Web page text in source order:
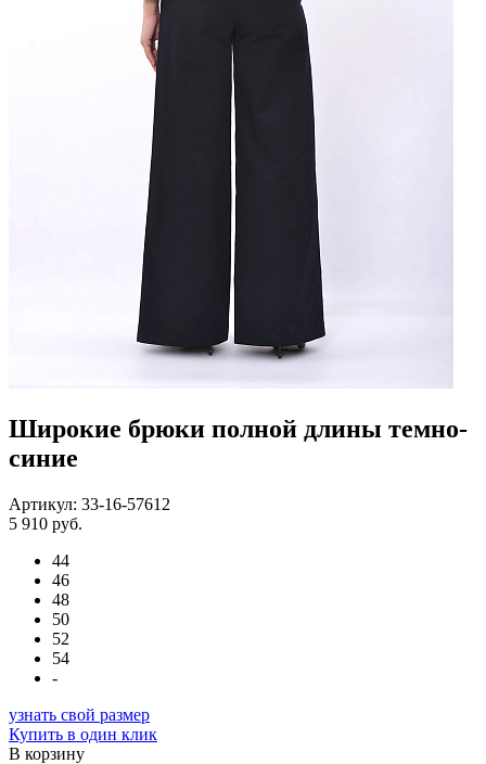
Широкие брюки полной длины темно-
синие
Артикул: 33-16-57612
5 910 руб.
44
46
48
50
52
54
-
узнать свой размер
Купить в один клик
В корзину